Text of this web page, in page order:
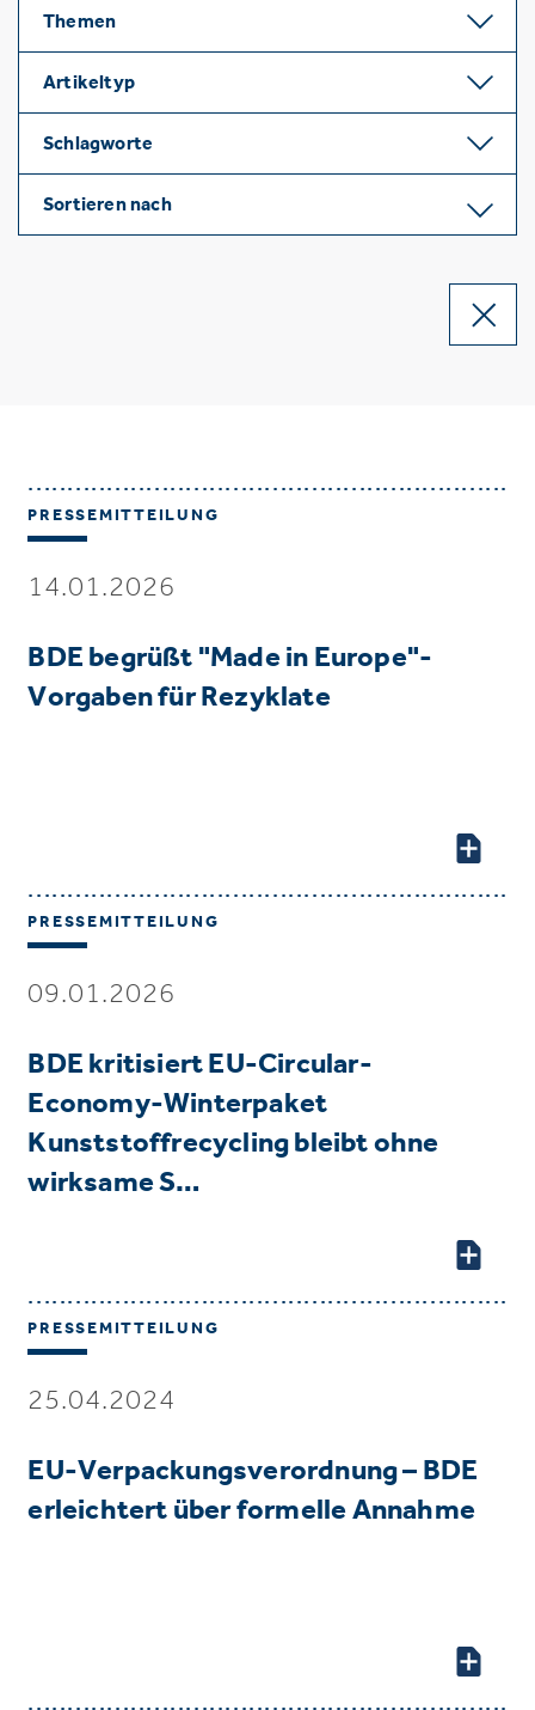
Themen
Artikeltyp
Schlagworte
Sortieren nach
PRESSEMITTEILUNG
14.01.2026
BDE begrüßt "Made in Europe"-
Vorgaben für Rezyklate
PRESSEMITTEILUNG
09.01.2026
BDE kritisiert EU-Circular-
Economy-Winterpaket
Kunststoffrecycling bleibt ohne
wirksame S…
PRESSEMITTEILUNG
25.04.2024
EU-Verpackungsverordnung – BDE
erleichtert über formelle Annahme